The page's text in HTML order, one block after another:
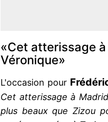
«Cet atterissage
Véronique»
L'occasion pour
Cet atterissage à
plus beaux que Zizou